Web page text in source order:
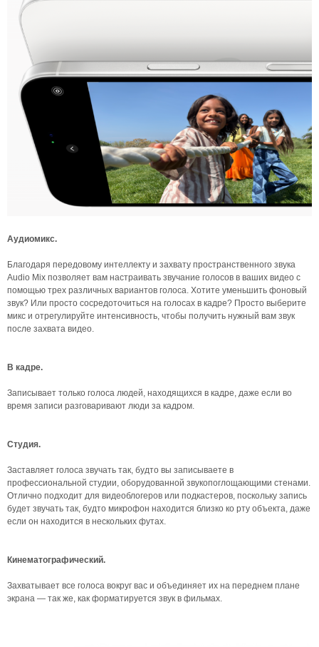
Аудиомикс.
Благодаря передовому интеллекту и захвату пространственного звука
Audio Mix позволяет вам настраивать звучание голосов в ваших видео с
помощью трех различных вариантов голоса. Хотите уменьшить фоновый
звук? Или просто сосредоточиться на голосах в кадре? Просто выберите
микс и отрегулируйте интенсивность, чтобы получить нужный вам звук
после захвата видео.
В кадре.
Записывает только голоса людей, находящихся в кадре, даже если во
время записи разговаривают люди за кадром.
Студия.
Заставляет голоса звучать так, будто вы записываете в
профессиональной студии, оборудованной звукопоглощающими стенами.
Отлично подходит для видеоблогеров или подкастеров, поскольку запись
будет звучать так, будто микрофон находится близко ко рту объекта, даже
если он находится в нескольких футах.
Кинематографический.
Захватывает все голоса вокруг вас и объединяет их на переднем плане
экрана — так же, как форматируется звук в фильмах.